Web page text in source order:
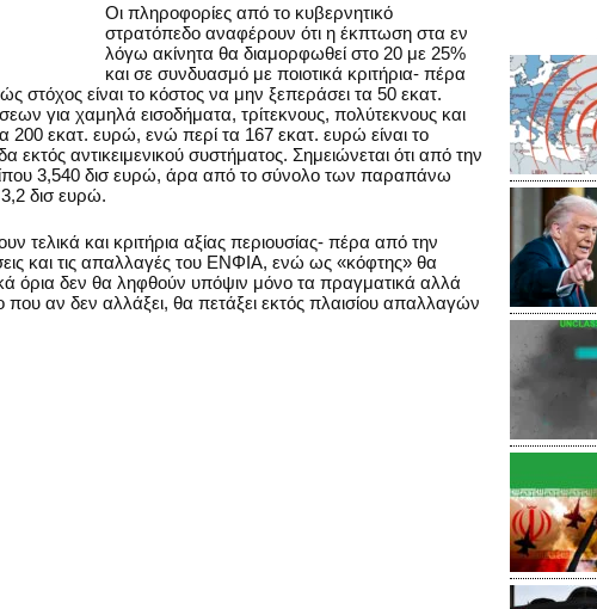
Οι πληροφορίες από το κυβερνητικό
στρατόπεδο αναφέρουν ότι η έκπτωση στα εν
λόγω ακίνητα θα διαμορφωθεί στο 20 με 25%
και σε συνδυασμό με ποιοτικά κριτήρια- πέρα
στόχος είναι το κόστος να μην ξεπεράσει τα 50 εκατ.
για χαμηλά εισοδήματα, τρίτεκνους, πολύτεκνους και
εκατ. ευρώ, ενώ περί τα 167 εκατ. ευρώ είναι το
εκτός αντικειμενικού συστήματος. Σημειώνεται ότι από την
3,540 δισ ευρώ, άρα από το σύνολο των παραπάνω
δισ ευρώ.
τελικά και κριτήρια αξίας περιουσίας- πέρα από την
και τις απαλλαγές του ΕΝΦΙΑ, ενώ ως «κόφτης» θα
όρια δεν θα ληφθούν υπόψιν μόνο τα πραγματικά αλλά
που αν δεν αλλάξει, θα πετάξει εκτός πλαισίου απαλλαγών